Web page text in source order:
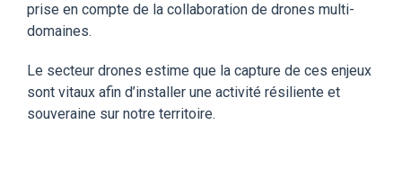
prise en compte de la collaboration de drones multi-
domaines.
Le secteur drones estime que la capture de ces enjeux
sont vitaux afin d’installer une activité résiliente et
souveraine sur notre territoire.